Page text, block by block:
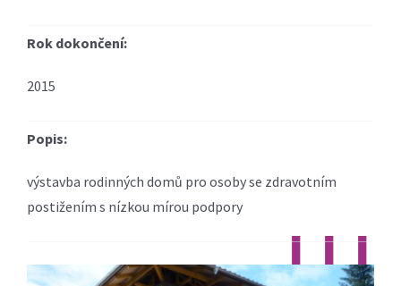
Rok dokončení:
2015
Popis:
výstavba rodinných domů pro osoby se zdravotním
postižením s nízkou mírou podpory